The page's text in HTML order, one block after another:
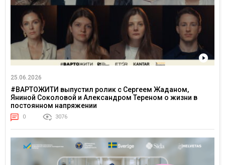
25.06.2026
#ВАРТОЖИТИ выпустил ролик с Сергеем Жаданом,
Яниной Соколовой и Александром Тереном о жизни в
постоянном напряжении
0 3076